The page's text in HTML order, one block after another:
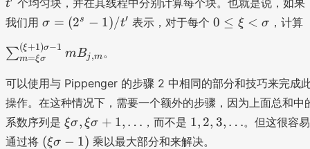
te
x
t
{
s
u
c
h
t
,l
c
d
_t
\l
ce
a
m
b
d
a
\l
ce
il
\l
a
m
b
d
=
\
m
_
m
B
_
t
我们用 \
g
a
=
(
2
σ = (2s − 1)/t′ 表示，对于每个0
xi
<
\
si
0 ≤ ξ < σ ，计算
\
u
m
_
{
m
∑m=ξσ
(ξ+1)σ−1
mBj,m 。
可以使用与 Pippenger 的步骤 2 中相同的部分和技巧来完成
操作。在这种情况下，需要一个额外的步骤，因为上面总和中
系数序列是 \
ξσ, ξσ + 1, … ，而不是 1
,
1, 2, 3, …。但这很容易
通过将 (
(ξσ − 1) 乘以最大部分和来解决。